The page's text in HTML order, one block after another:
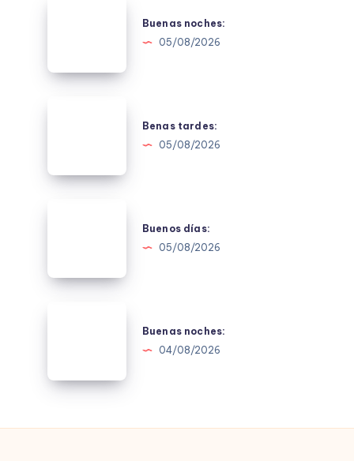
Buenas noches:
05/08/2026
Benas tardes:
05/08/2026
Buenos días:
05/08/2026
Buenas noches:
04/08/2026